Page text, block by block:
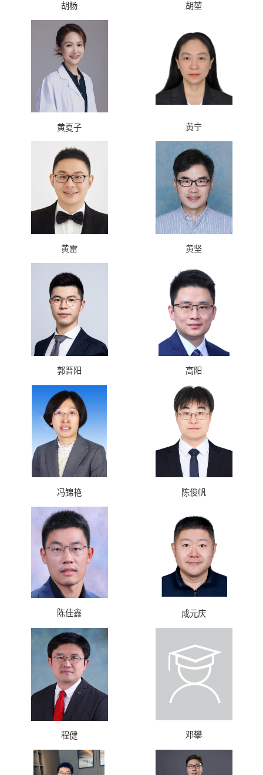
胡杨 胡堃
黄夏子 黄宁
黄雷 黄坚
郭晋阳 高阳
冯锦艳 陈俊帆
陈佳鑫 成元庆
程健 邓攀